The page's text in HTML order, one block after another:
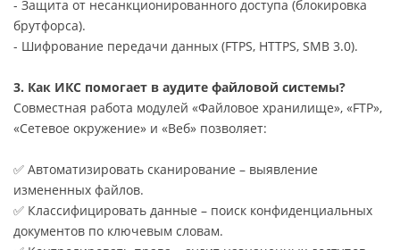
- Защита от несанкционированного доступа (блокировка
брутфорса).
- Шифрование передачи данных (FTPS, HTTPS, SMB 3.0).
3. Как ИКС помогает в аудите файловой системы?
Совместная работа модулей «Файловое хранилище», «FTP»,
«Сетевое окружение» и «Веб» позволяет:
✅ Автоматизировать сканирование – выявление
измененных файлов.
✅ Классифицировать данные – поиск конфиденциальных
документов по ключевым словам.